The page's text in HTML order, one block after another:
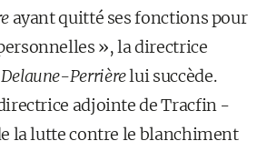
ayant quitté ses fonctions pour
», la directrice
Perrièrelui succède.
adjointe de Tracfin -
la lutte contre le blanchiment